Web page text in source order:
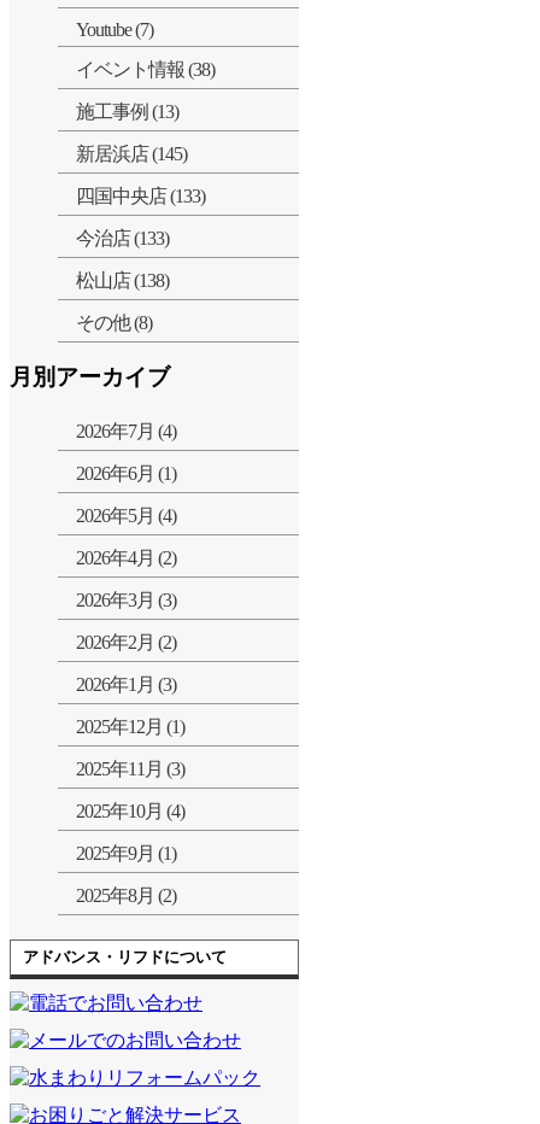
Youtube (7)
イベント情報 (38)
施工事例 (13)
新居浜店 (145)
四国中央店 (133)
今治店 (133)
松山店 (138)
その他 (8)
月別アーカイブ
2026年7月 (4)
2026年6月 (1)
2026年5月 (4)
2026年4月 (2)
2026年3月 (3)
2026年2月 (2)
2026年1月 (3)
2025年12月 (1)
2025年11月 (3)
2025年10月 (4)
2025年9月 (1)
2025年8月 (2)
アドバンス・リフドについて